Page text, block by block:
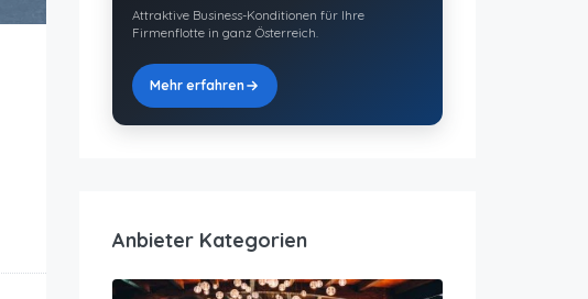
Attraktive Business-Konditionen für Ihre
Firmenflotte in ganz Österreich.
Mehr erfahren
Anbieter Kategorien